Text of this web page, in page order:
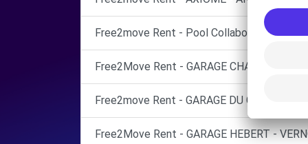
Free2move Rent - Pool Collaborateurs
Free2Move Rent - GARAGE CHAMPAGNE -
Free2move Rent - GARAGE DU GOLF -
Free2Move Rent - GARAGE HEBERT -